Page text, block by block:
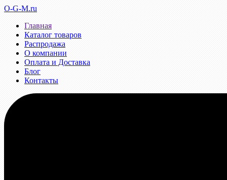
O-G-M.ru
Главная
Каталог товаров
Распродажа
О компании
Оплата и Доставка
Блог
Контакты